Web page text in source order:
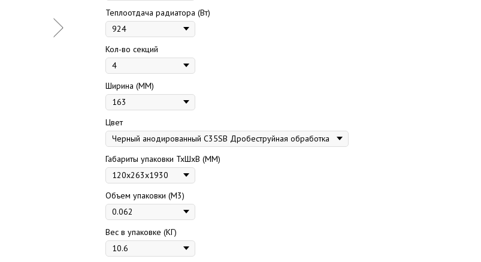
Теплоотдача радиатора (Вт)
Кол-во секций
Ширина (ММ)
Цвет
Габариты упаковки ТхШхВ (ММ)
Объем упаковки (М3)
Вес в упаковке (КГ)